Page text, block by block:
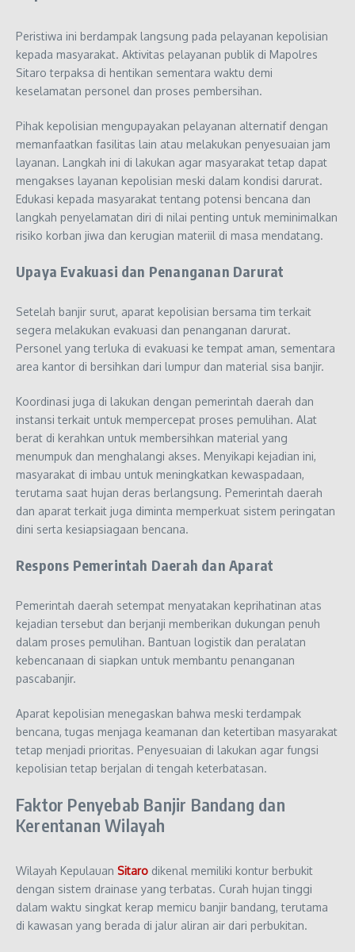
Peristiwa ini berdampak langsung pada pelayanan kepolisian
kepada masyarakat. Aktivitas pelayanan publik di Mapolres
Sitaro terpaksa di hentikan sementara waktu demi
keselamatan personel dan proses pembersihan.
Pihak kepolisian mengupayakan pelayanan alternatif dengan
memanfaatkan fasilitas lain atau melakukan penyesuaian jam
layanan. Langkah ini di lakukan agar masyarakat tetap dapat
mengakses layanan kepolisian meski dalam kondisi darurat.
Edukasi kepada masyarakat tentang potensi bencana dan
langkah penyelamatan diri di nilai penting untuk meminimalkan
risiko korban jiwa dan kerugian materiil di masa mendatang.
Upaya Evakuasi dan Penanganan Darurat
Setelah banjir surut, aparat kepolisian bersama tim terkait
segera melakukan evakuasi dan penanganan darurat.
Personel yang terluka di evakuasi ke tempat aman, sementara
area kantor di bersihkan dari lumpur dan material sisa banjir.
Koordinasi juga di lakukan dengan pemerintah daerah dan
instansi terkait untuk mempercepat proses pemulihan. Alat
berat di kerahkan untuk membersihkan material yang
menumpuk dan menghalangi akses. Menyikapi kejadian ini,
masyarakat di imbau untuk meningkatkan kewaspadaan,
terutama saat hujan deras berlangsung. Pemerintah daerah
dan aparat terkait juga diminta memperkuat sistem peringatan
dini serta kesiapsiagaan bencana.
Respons Pemerintah Daerah dan Aparat
Pemerintah daerah setempat menyatakan keprihatinan atas
kejadian tersebut dan berjanji memberikan dukungan penuh
dalam proses pemulihan. Bantuan logistik dan peralatan
kebencanaan di siapkan untuk membantu penanganan
pascabanjir.
Aparat kepolisian menegaskan bahwa meski terdampak
bencana, tugas menjaga keamanan dan ketertiban masyarakat
tetap menjadi prioritas. Penyesuaian di lakukan agar fungsi
kepolisian tetap berjalan di tengah keterbatasan.
Faktor Penyebab Banjir Bandang dan
Kerentanan Wilayah
Wilayah Kepulauan Sitaro dikenal memiliki kontur berbukit
dengan sistem drainase yang terbatas. Curah hujan tinggi
dalam waktu singkat kerap memicu banjir bandang, terutama
di kawasan yang berada di jalur aliran air dari perbukitan.